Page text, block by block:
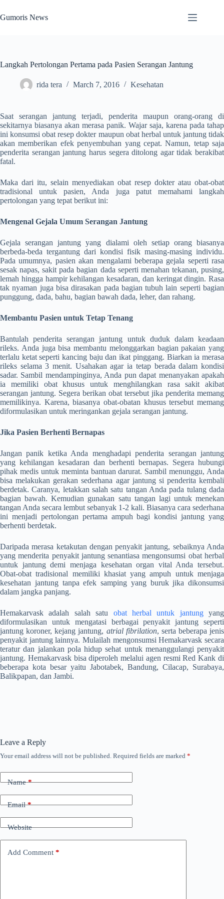
to
content
Gumoris News
Langkah Pertolongan Pertama pada Pasien Serangan Jantung
rida tera March 7, 2016 Kesehatan
Saat serangan jantung terjadi, penderita maupun orang-orang di
sekitarnya biasanya akan merasa panik. Wajar saja, karena pada tahap
ini konsumsi obat resep dokter maupun obat herbal untuk jantung tidak
akan memberikan efek penyembuhan yang cepat. Namun, tetap saja
penderita serangan jantung harus segera ditolong agar tidak berakibat
fatal.
Maka dari itu, selain menyediakan obat resep dokter atau obat-obat
tradisional untuk pasien, Anda juga patut memahami langkah
pertolongan yang tepat berikut ini:
Mengenal Gejala Umum Serangan Jantung
Gejala serangan jantung yang dialami oleh setiap orang biasanya
berbeda-beda tergantung dari kondisi fisik masing-masing individu.
Pada umumnya, pasien akan mengalami beberapa gejala seperti rasa
sesak napas, sakit pada bagian dada seperti menahan tekanan, pusing,
lemah hingga hampir kehilangan kesadaran, dan keringat dingin. Rasa
tak nyaman juga bisa dirasakan pada bagian tubuh lain seperti bagian
punggung, dada, bahu, bagian bawah dada, leher, dan rahang.
Membantu Pasien untuk Tetap Tenang
Bantulah penderita serangan jantung untuk duduk dalam keadaan
rileks. Anda juga bisa membantu melonggarkan bagian pakaian yang
terlalu ketat seperti kancing baju dan ikat pinggang. Biarkan ia merasa
rileks selama 3 menit. Usahakan agar ia tetap berada dalam kondisi
sadar. Sambil mendampinginya, Anda pun dapat menanyakan apakah
ia memiliki obat khusus untuk menghilangkan rasa sakit akibat
serangan jantung. Segera berikan obat tersebut jika penderita memang
memilikinya. Karena, biasanya obat-obatan khusus tersebut memang
diformulasikan untuk meringankan gejala serangan jantung.
Jika Pasien Berhenti Bernapas
Jangan panik ketika Anda menghadapi penderita serangan jantung
yang kehilangan kesadaran dan berhenti bernapas. Segera hubungi
pihak medis untuk meminta bantuan darurat. Sambil menunggu, Anda
bisa melakukan gerakan sederhana agar jantung si penderita kembali
berdetak. Caranya, letakkan salah satu tangan Anda pada tulang dada
bagian bawah. Kemudian gunakan satu tangan lagi untuk menekan
tangan Anda secara lembut sebanyak 1-2 kali. Biasanya cara sederhana
ini menjadi pertolongan pertama ampuh bagi kondisi jantung yang
berhenti berdetak.
Daripada merasa ketakutan dengan penyakit jantung, sebaiknya Anda
yang menderita penyakit jantung senantiasa mengonsumsi obat herbal
untuk jantung demi menjaga kesehatan organ vital Anda tersebut.
Obat-obat tradisional memiliki khasiat yang ampuh untuk menjaga
kesehatan jantung tanpa efek samping yang buruk jika dikonsumsi
dalam jangka panjang.
Hemakarvask adalah salah satu obat herbal untuk jantungyang
diformulasikan untuk mengatasi berbagai penyakit jantung seperti
jantung koroner, kejang jantung, atrial fibrilation, serta beberapa jenis
penyakit jantung lainnya. Mulailah mengonsumsi Hemakarvask secara
teratur dan jalankan pola hidup sehat untuk menanggulangi penyakit
jantung. Hemakarvask bisa diperoleh melalui agen resmi Red Kank di
beberapa kota besar yaitu Jabotabek, Bandung, Cilacap, Surabaya,
Balikpapan, dan Jambi.
Leave a Reply
Your email address will not be published. Required fields are marked *
Name*
Email*
Website
Add Comment *